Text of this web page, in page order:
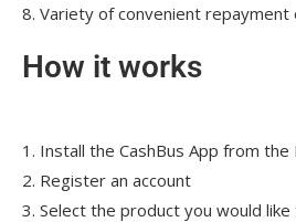
8. Variety of convenient repayment
How it works
1. Install the CashBus App from the
2. Register an account
3. Select the product you would